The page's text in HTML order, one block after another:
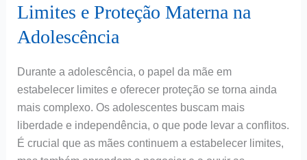
Limites e Proteção Materna na
Adolescência
Durante a adolescência, o papel da mãe em
estabelecer limites e oferecer proteção se torna ainda
mais complexo. Os adolescentes buscam mais
liberdade e independência, o que pode levar a conflitos.
É crucial que as mães continuem a estabelecer limites,